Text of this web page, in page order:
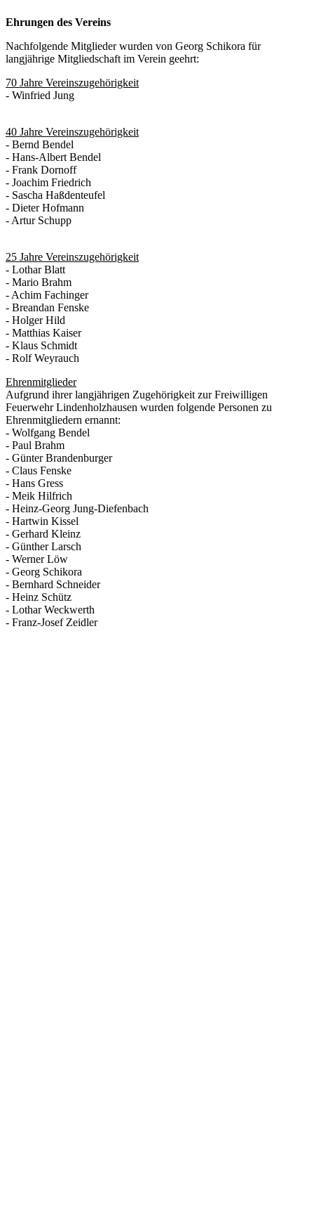
Ehrungen des Vereins
Nachfolgende Mitglieder wurden von Georg Schikora für
langjährige Mitgliedschaft im Verein geehrt:
70 Jahre Vereinszugehörigkeit
- Winfried Jung
40 Jahre Vereinszugehörigkeit
- Bernd Bendel
- Hans-Albert Bendel
- Frank Dornoff
- Joachim Friedrich
- Sascha Haßdenteufel
- Dieter Hofmann
- Artur Schupp
25 Jahre Vereinszugehörigkeit
- Lothar Blatt
- Mario Brahm
- Achim Fachinger
- Breandan Fenske
- Holger Hild
- Matthias Kaiser
- Klaus Schmidt
- Rolf Weyrauch
Ehrenmitglieder
Aufgrund ihrer langjährigen Zugehörigkeit zur Freiwilligen
Feuerwehr Lindenholzhausen wurden folgende Personen zu
Ehrenmitgliedern ernannt:
- Wolfgang Bendel
- Paul Brahm
- Günter Brandenburger
- Claus Fenske
- Hans Gress
- Meik Hilfrich
- Heinz-Georg Jung-Diefenbach
- Hartwin Kissel
- Gerhard Kleinz
- Günther Larsch
- Werner Löw
- Georg Schikora
- Bernhard Schneider
- Heinz Schütz
- Lothar Weckwerth
- Franz-Josef Zeidler